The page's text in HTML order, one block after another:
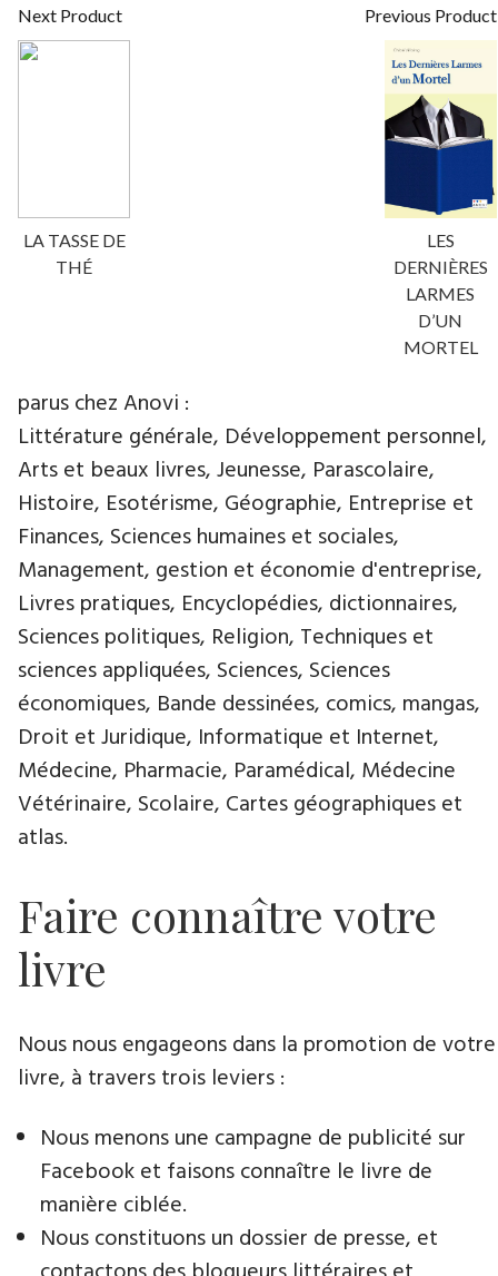
Next Product
LA TASSE DE
THÉ
Previous Product
LES
DERNIÈRES
LARMES
D’UN
MORTEL
parus chez Anovi :
Littérature générale, Développement personnel,
Arts et beaux livres, Jeunesse, Parascolaire,
Histoire, Esotérisme, Géographie, Entreprise et
Finances, Sciences humaines et sociales,
Management, gestion et économie d'entreprise,
Livres pratiques, Encyclopédies, dictionnaires,
Sciences politiques, Religion, Techniques et
sciences appliquées, Sciences, Sciences
économiques, Bande dessinées, comics, mangas,
Droit et Juridique, Informatique et Internet,
Médecine, Pharmacie, Paramédical, Médecine
Vétérinaire, Scolaire, Cartes géographiques et
atlas.
Faire connaître votre
livre
Nous nous engageons dans la promotion de votre
livre​, à travers trois leviers :
Nous menons une campagne de publicité sur
Facebook et faisons connaître le livre de
manière ciblée.
Nous constituons un dossier de presse, et